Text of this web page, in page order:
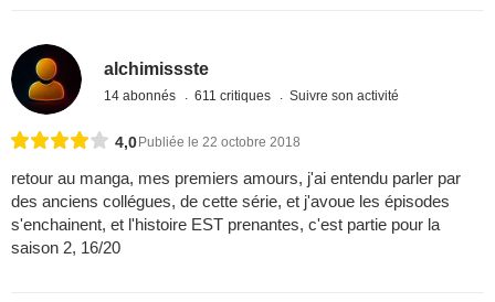
alchimissste
14 abonnés 611 critiques Suivre son activité
4,0 Publiée le 22 octobre 2018
retour au manga, mes premiers amours, j'ai entendu parler par
des anciens collégues, de cette série, et j'avoue les épisodes
s'enchainent, et l'histoire EST prenantes, c'est partie pour la
saison 2, 16/20